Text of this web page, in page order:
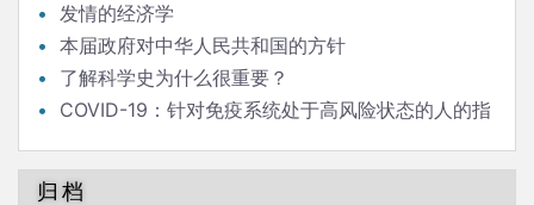
发情的经济学
本届政府对中华人民共和国的方针
了解科学史为什么很重要？
COVID-19：针对免疫系统处于高风险状态的人的指
归档